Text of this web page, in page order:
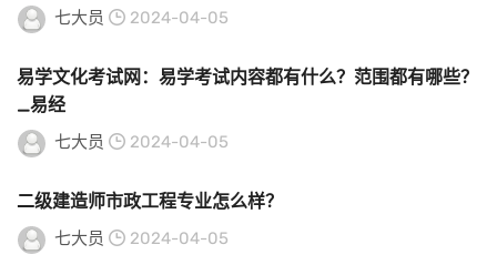
七大员 2024-04-05
易学文化考试网：易学考试内容都有什么？范围都有哪些？
_易经
七大员 2024-04-05
二级建造师市政工程专业怎么样？
七大员 2024-04-05